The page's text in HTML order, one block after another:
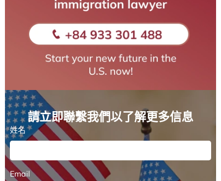
請立即聯繫我們以了解更多信息
姓名
Email